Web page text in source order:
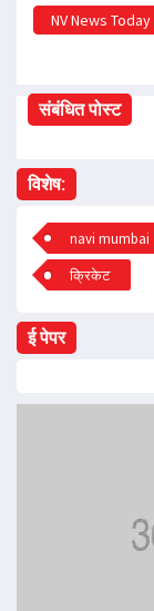
NV News Today
संबंधित पोस्ट
विशेष:
navi mumbai
क्रिकेट
ई पेपर